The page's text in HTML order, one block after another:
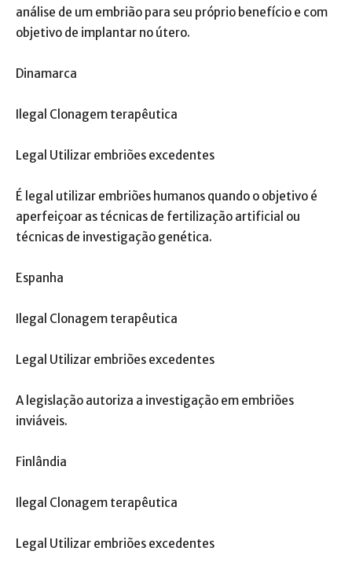
análise de um embrião para seu próprio benefício e com
objetivo de implantar no útero.
Dinamarca
Ilegal Clonagem terapêutica
Legal Utilizar embriões excedentes
É legal utilizar embriões humanos quando o objetivo é
aperfeiçoar as técnicas de fertilização artificial ou
técnicas de investigação genética.
Espanha
Ilegal Clonagem terapêutica
Legal Utilizar embriões excedentes
A legislação autoriza a investigação em embriões
inviáveis.
Finlândia
Ilegal Clonagem terapêutica
Legal Utilizar embriões excedentes